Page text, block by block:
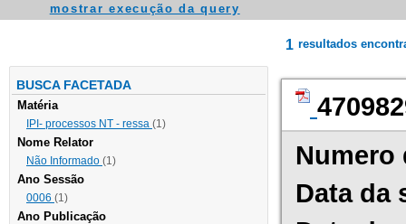
mostrar execução da query
BUSCA FACETADA
Matéria
IPI- processos NT - ressa (1)
Nome Relator
Não Informado (1)
Ano Sessão
0006 (1)
Ano Publicação
1 resultados
Numero
Data da